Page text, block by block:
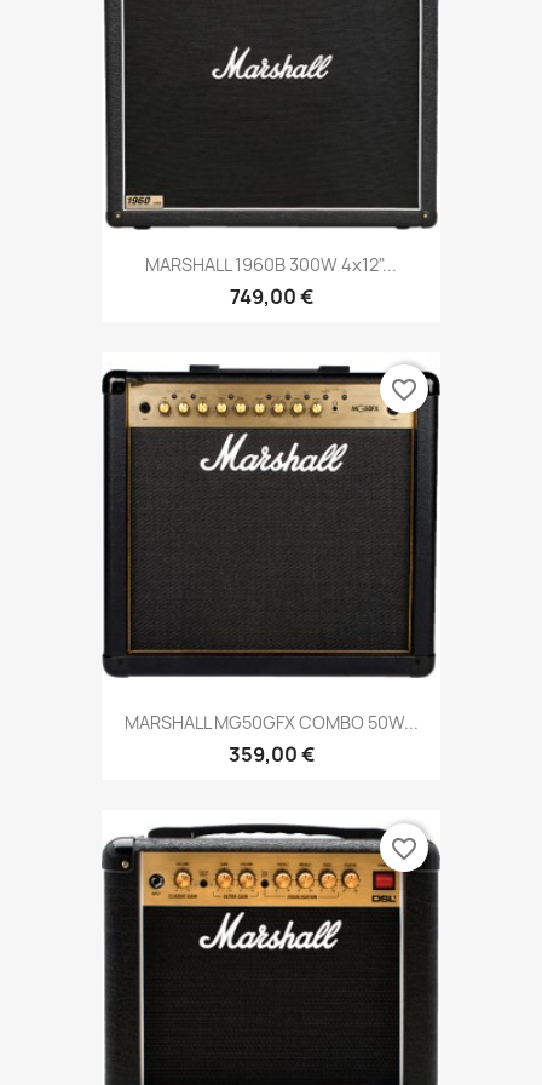
MARSHALL 1960B 300W 4x12"...
749,00 €
MARSHALL MG50GFX COMBO 50W...
359,00 €
favorite_border
favorite_border